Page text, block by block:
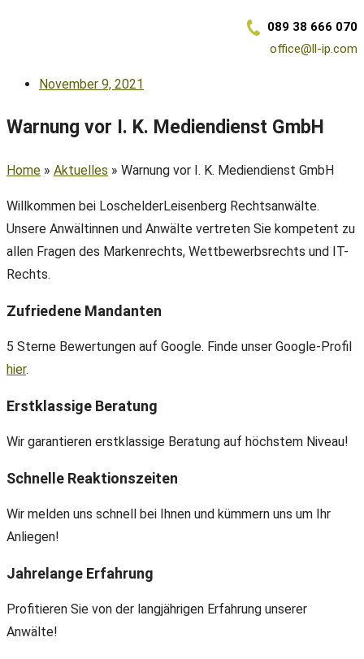
089 38 666 070
office@ll-ip.com
November 9, 2021
Warnung vor I. K. Mediendienst GmbH
Home » Aktuelles » Warnung vor I. K. Mediendienst GmbH
Willkommen bei LoschelderLeisenberg Rechtsanwälte.
Unsere Anwältinnen und Anwälte vertreten Sie kompetent zu
allen Fragen des Markenrechts, Wettbewerbsrechts und IT-
Rechts.
Zufriedene Mandanten
5 Sterne Bewertungen auf Google. Finde unser Google-Profil
hier.
Erstklassige Beratung
Wir garantieren erstklassige Beratung auf höchstem Niveau!
Schnelle Reaktionszeiten
Wir melden uns schnell bei Ihnen und kümmern uns um Ihr
Anliegen!
Jahrelange Erfahrung
Profitieren Sie von der langjährigen Erfahrung unserer
Anwälte!